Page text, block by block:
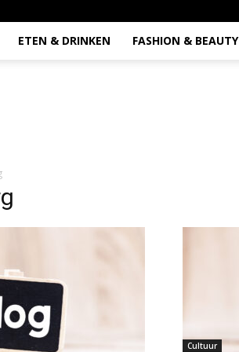
ETEN & DRINKEN FASHION & BEAUTY
Cultuur